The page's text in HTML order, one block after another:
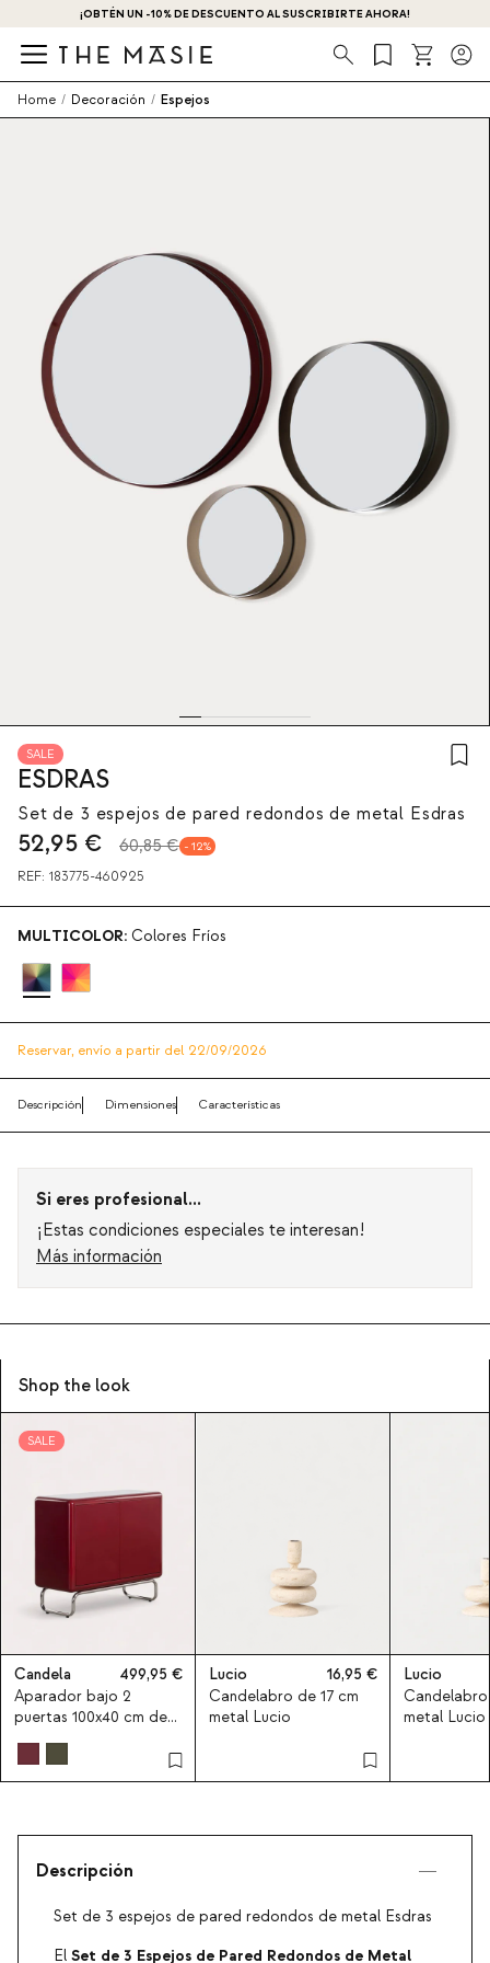
¡OBTÉN UN -10% DE DESCUENTO AL SUSCRIBIRTE AHORA!
Búsqueda
Home / Decoración / Espejos
SALE
ESDRAS
Set de 3 espejos de pared redondos de metal Esdras
52,95 € 60,85 € 12
REF: 183775-460925
MULTICOLOR: Colores Fríos
Reservar, envío a partir del 22/09/2026
Descripción Dimensiones Características
Si eres profesional...
¡Estas condiciones especiales te interesan!
Más información
Shop the look
SALE
Candela
499,95
Aparador bajo 2
puertas 100x40 cm de
madera y metal
Lucio
16,95
Candelabro de 17 cm
metal Lucio
Lucio
Candelabro
metal Lucio
Descripción
Set de 3 espejos de pared redondos de metal Esdras
El Set de 3 Espejos de Pared Redondos de Metal